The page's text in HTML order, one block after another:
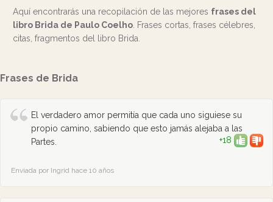
Aquí encontrarás una recopilación de las mejores frases del
libro Brida de Paulo Coelho . Frases cortas, frases célebres,
citas, fragmentos del libro Brida.
Frases de Brida
El verdadero amor permitía que cada uno siguiese su
propio camino, sabiendo que esto jamás alejaba a las
Partes.
+18
Enviada por Ingrid hace 10 años